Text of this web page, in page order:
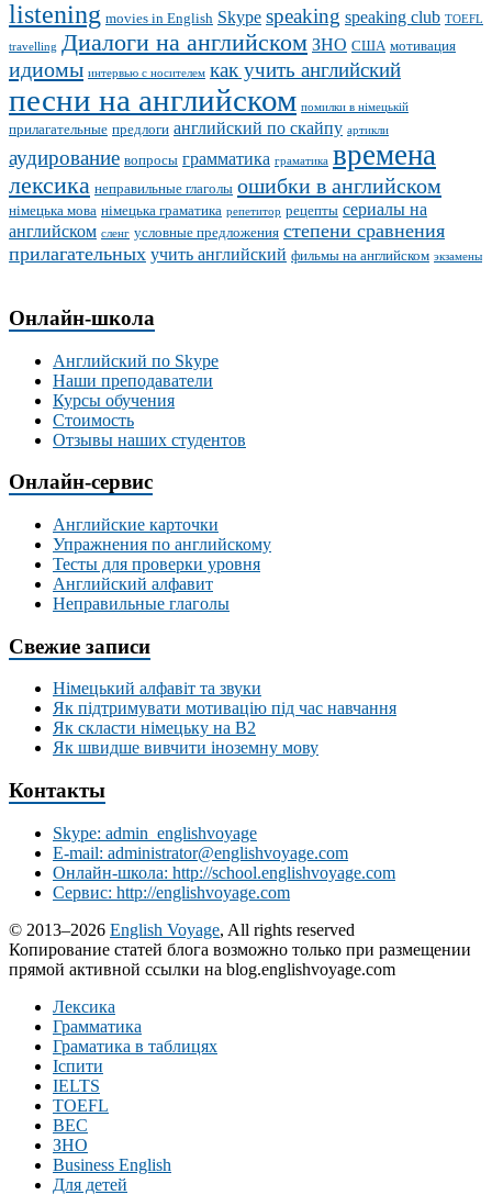
listening movies in English Skype speaking speaking club TOEFL
travelling Диалоги на английском ЗНО США мотивация
идиомы интервью с носителем как учить английский
песни на английском помилки в німецькій
прилагательные предлоги английский по скайпу артикли
аудирование вопросы грамматика граматика времена
лексика неправильные глаголы ошибки в английском
німецька мова німецька граматика репетитор рецепты сериалы на
английском сленг условные предложения степени сравнения
прилагательных учить английский фильмы на английском экзамены
Онлайн-школа
Английский по Skype
Наши преподаватели
Курсы обучения
Стоимость
Отзывы наших студентов
Онлайн-сервис
Английские карточки
Упражнения по английскому
Тесты для проверки уровня
Английский алфавит
Неправильные глаголы
Свежие записи
Німецький алфавіт та звуки
Як підтримувати мотивацію під час навчання
Як скласти німецьку на В2
Як швидше вивчити іноземну мову
Контакты
Skype: admin_englishvoyage
E-mail: administrator@englishvoyage.com
Онлайн-школа: http://school.englishvoyage.com
Сервис: http://englishvoyage.com
© 2013–2026 English Voyage, All rights reserved
Копирование статей блога возможно только при размещении
прямой активной ссылки на blog.englishvoyage.com
Лексика
Грамматика
Граматика в таблицях
Іспити
IELTS
TOEFL
BEC
ЗНО
Business English
Для детей